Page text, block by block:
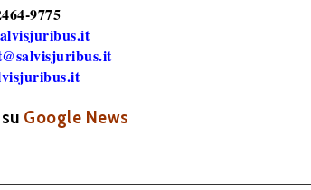
9775
Google News